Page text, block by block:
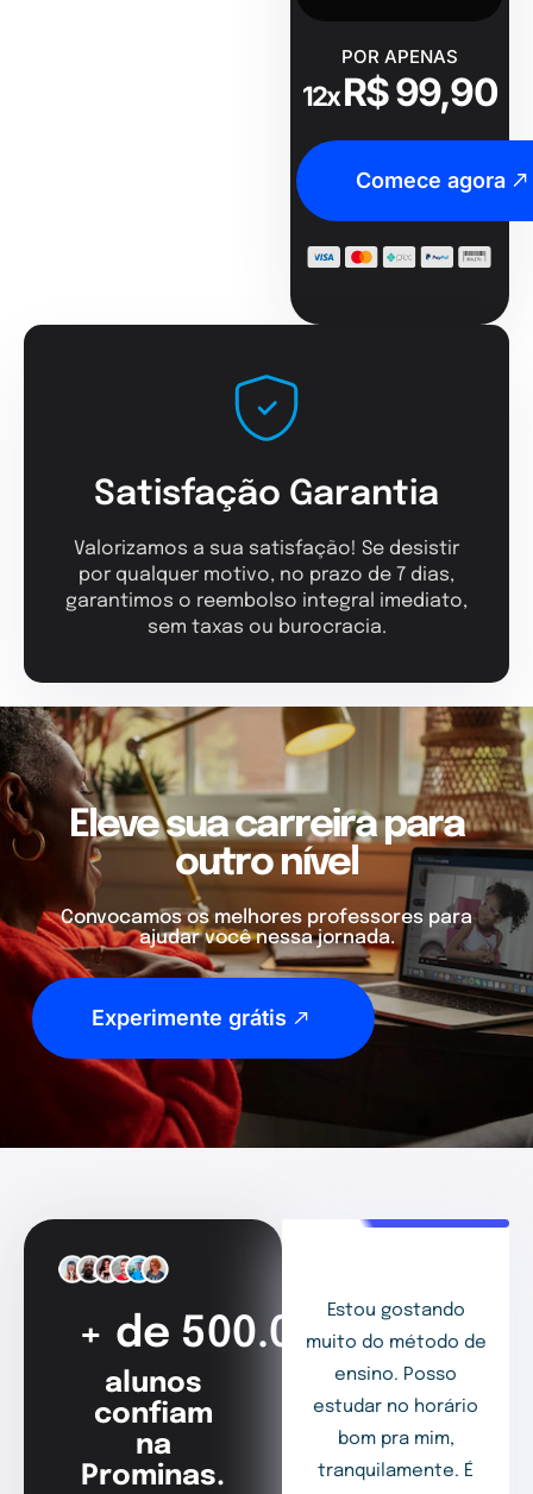
POR APENAS
12xR$ 99,90
Comece agora
Satisfação Garantia
Valorizamos a sua satisfação! Se desistir
por qualquer motivo, no prazo de 7 dias,
garantimos o reembolso integral imediato,
sem taxas ou burocracia.
Eleve sua carreira para
outro nível
Convocamos os melhores professores para
ajudar você nessa jornada.
Experimente grátis
+ de 500.000
alunos
confiam
na
Prominas.
Estou gostando
muito do método de
ensino. Posso
estudar no horário
bom pra mim,
tranquilamente. É